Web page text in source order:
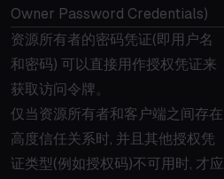
Owner Password Credentials)
资源所有者的密码凭证(即用户名
和密码) 可以直接用作授权凭证来
获取访问令牌。
仅当资源所有者和客户端之间存在
高度信任关系时, 并且其他授权凭
证类型(例如授权码)不可用时, 才应